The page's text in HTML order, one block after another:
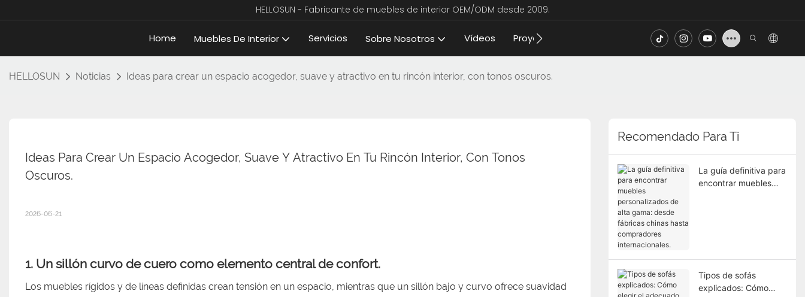
HELLOSUN - Fabricante de muebles de interior OEM/ODM desde 2009.
Home Muebles De Interior Servicios Sobre Nosotros Vídeos Proyecto Contacto FAQ
HELLOSUN Noticias Ideas para crear un espacio acogedor, suave y atractivo en tu rincón interior, con tonos oscuros.
Ideas Para Crear Un Espacio Acogedor, Suave Y Atractivo En Tu Rincón Interior, Con Tonos
Oscuros.
2026-06-21
1. Un sillón curvo de cuero como elemento central de confort.
Los muebles rígidos y de líneas definidas crean tensión en un espacio, mientras que un sillón bajo y curvo ofrece suavidad
Recomendado Para Ti
La guía definitiva para
encontrar muebles
Tipos de sofás
explicados: Cómo